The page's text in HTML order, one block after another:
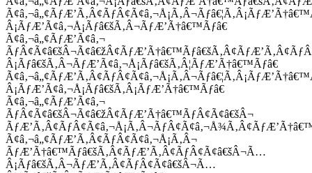
Â¡ÃƒÆ’Ã¢â‚¬Å¡Ãƒâ€šÃ‚Â¬ÃƒÆ’Ã†â€™Ãƒâ€
Ã¢â‚¬â„¢ÃƒÆ’Ã¢â‚¬
Â¡Ãƒâ€šÃ‚Â¬ÃƒÆ’Ã¢â‚¬Å¡Ãƒâ€šÃ‚Â¦ÃƒÆ’Ã†â€™Ãƒâ€
Â¡ÃƒÆ’Ã¢â‚¬Å¡Ãƒâ€šÃ‚Â¡ÃƒÆ’Ã†â€™Ãƒâ€
Ã¢â‚¬â„¢ÃƒÆ’Ã¢â‚¬
ÃƒÂ¢Ã¢â€šÂ¬Ã¢â€žÂ¢ÃƒÆ’Ã†â€™ÃƒÂ¢Ã¢â€šÂ¬
Ã¢â‚¬â„¢ÃƒÆ’Ã‚Â¢ÃƒÂ¢Ã¢â‚¬Å¡Ã‚Â¬
ÃƒÆ’Ã†â€™Ãƒâ€šÃ‚Â¢ÃƒÆ’Ã‚Â¢ÃƒÂ¢Ã¢â€šÂ¬Ã…
Â¡Ãƒâ€šÃ‚Â¬ÃƒÆ’Ã‚Â¢ÃƒÂ¢Ã¢â€šÂ¬Ã…